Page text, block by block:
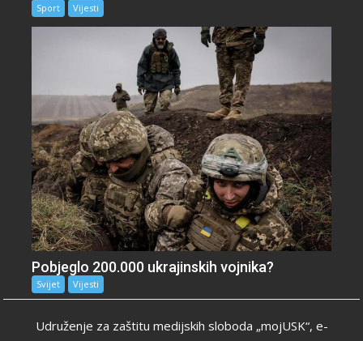
Sport Vijesti
Pobjeglo 200.000 ukrajinskih vojnika?
Svijet Vijesti
Udruženje za zaštitu medijskih sloboda „mojUSK“, e-